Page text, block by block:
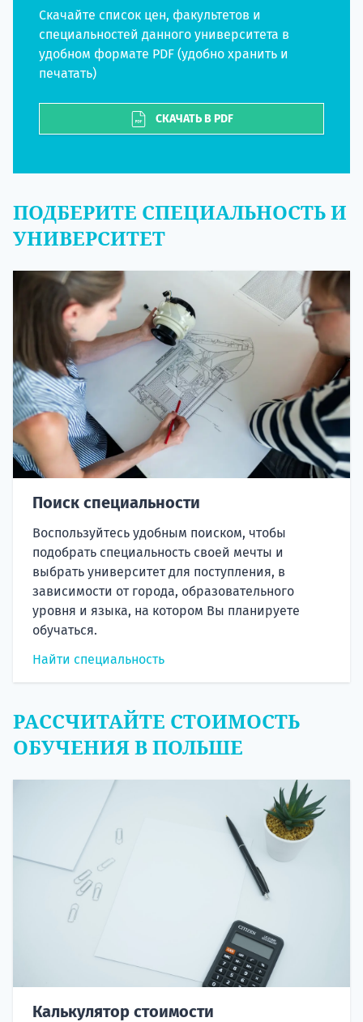
Скачайте список цен, факультетов и
специальностей данного университета в
удобном формате PDF (удобно хранить и
печатать)
СКАЧАТЬ В PDF
ПОДБЕРИТЕ СПЕЦИАЛЬНОСТЬ И
УНИВЕРСИТЕТ
Поиск специальности
Воспользуйтесь удобным поиском, чтобы
подобрать специальность своей мечты и
выбрать университет для поступления, в
зависимости от города, образовательного
уровня и языка, на котором Вы планируете
обучаться.
Найти специальность
РАССЧИТАЙТЕ СТОИМОСТЬ
ОБУЧЕНИЯ В ПОЛЬШЕ
Калькулятор стоимости